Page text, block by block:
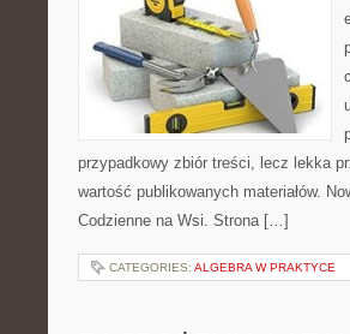
przypadkowy zbiór treści, lecz lekka
wartość publikowanych materiałów.
Codzienne na Wsi. Strona […]
CATEGORIES: ALGEBRA W PRAKTYCE